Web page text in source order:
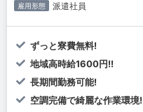
雇用形態 派遣社員
ずっと寮費無料!
地域高時給1600円!!
長期間勤務可能!
空調完備で綺麗な作業環境!